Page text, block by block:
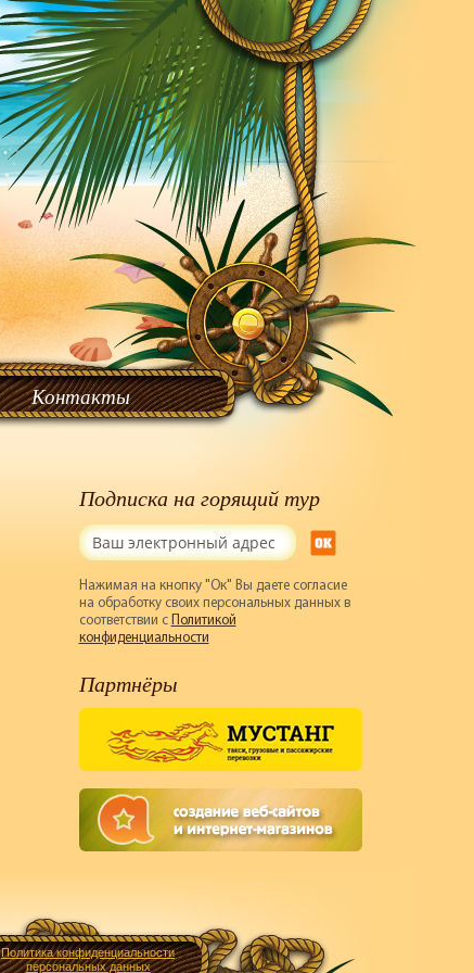
Контакты
Подписка на горящий тур
Нажимая на кнопку "Ок" Вы даете согласие
на обработку своих персональных данных в
соответствии с
Политикой
конфиденциальности
Партнёры
Политика конфиденциальности
персональных данных